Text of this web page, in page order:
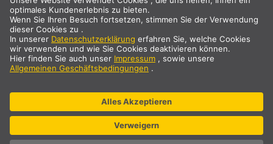
INTERNATIONAL
DE | EN ES | FR SLV International
Landauswahl
beziehen sich auf Standardlieferungen auf dem europäischen
Festland und sofern der Bestelleingang bis 13 Uhr erfolgt ist.
Sperrgutartikel, wie Profile und Schienensysteme etc., können
längere Lieferzeiten haben.